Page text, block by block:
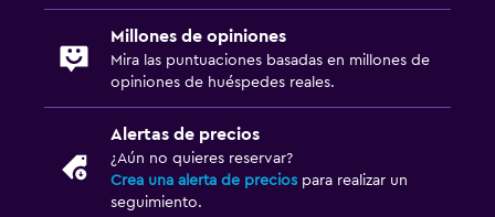
General
Espacio de almacenamiento
Salud y seguridad
Millones de opiniones
Mira las puntuaciones basadas en millones de
opiniones de huéspedes reales.
Alertas de precios
¿Aún no quieres reservar?
Crea una alerta de precios para realizar un
seguimiento.